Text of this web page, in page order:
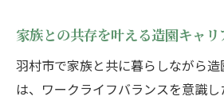
家族との共存を叶える造園キャリ
羽村市で家族と共に暮らしながら
は、ワークライフバランスを意識